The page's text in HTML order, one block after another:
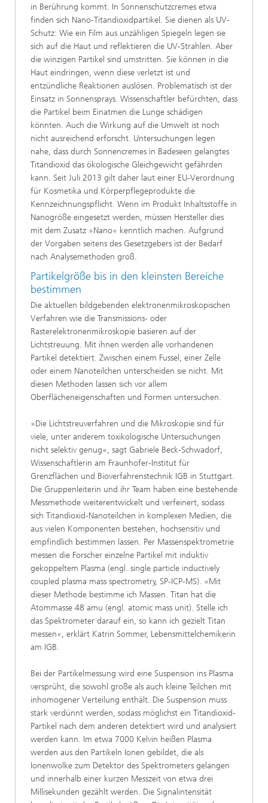
in Berührung kommt. In Sonnenschutzcremes etwa
finden sich Nano-Titandioxidpartikel. Sie dienen als UV-
Schutz: Wie ein Film aus unzähligen Spiegeln legen sie
sich auf die Haut und reflektieren die UV-Strahlen. Aber
die winzigen Partikel sind umstritten. Sie können in die
Haut eindringen, wenn diese verletzt ist und
entzündliche Reaktionen auslösen. Problematisch ist der
Einsatz in Sonnensprays. Wissenschaftler befürchten, dass
die Partikel beim Einatmen die Lunge schädigen
könnten. Auch die Wirkung auf die Umwelt ist noch
nicht ausreichend erforscht. Untersuchungen legen
nahe, dass durch Sonnencremes in Badeseen gelangtes
Titandioxid das ökologische Gleichgewicht gefährden
kann. Seit Juli 2013 gilt daher laut einer EU-Verordnung
für Kosmetika und Körperpflegeprodukte die
Kennzeichnungspflicht. Wenn im Produkt Inhaltsstoffe in
Nanogröße eingesetzt werden, müssen Hersteller dies
mit dem Zusatz »Nano« kenntlich machen. Aufgrund
der Vorgaben seitens des Gesetzgebers ist der Bedarf
nach Analysemethoden groß.
Partikelgröße bis in den kleinsten Bereiche
bestimmen
Die aktuellen bildgebenden elektronenmikroskopischen
Verfahren wie die Transmissions- oder
Rasterelektronenmikroskopie basieren auf der
Lichtstreuung. Mit ihnen werden alle vorhandenen
Partikel detektiert. Zwischen einem Fussel, einer Zelle
oder einem Nanoteilchen unterscheiden sie nicht. Mit
diesen Methoden lassen sich vor allem
Oberflächeneigenschaften und Formen untersuchen.
»Die Lichtstreuverfahren und die Mikroskopie sind für
viele, unter anderem toxikologische Untersuchungen
nicht selektiv genug«, sagt Gabriele Beck-Schwadorf,
Wissenschaftlerin am Fraunhofer-Institut für
Grenzflächen und Bioverfahrenstechnik IGB in Stuttgart.
Die Gruppenleiterin und ihr Team haben eine bestehende
Messmethode weiterentwickelt und verfeinert, sodass
sich Titandioxid-Nanoteilchen in komplexen Medien, die
aus vielen Komponenten bestehen, hochsensitiv und
empfindlich bestimmen lassen. Per Massenspektrometrie
messen die Forscher einzelne Partikel mit induktiv
gekoppeltem Plasma (engl. single particle inductively
coupled plasma mass spectrometry, SP-ICP-MS). »Mit
dieser Methode bestimme ich Massen. Titan hat die
Atommasse 48 amu (engl. atomic mass unit). Stelle ich
das Spektrometer darauf ein, so kann ich gezielt Titan
messen«, erklärt Katrin Sommer, Lebensmittelchemikerin
am IGB.
Bei der Partikelmessung wird eine Suspension ins Plasma
versprüht, die sowohl große als auch kleine Teilchen mit
inhomogener Verteilung enthält. Die Suspension muss
stark verdünnt werden, sodass möglichst ein Titandioxid-
Partikel nach dem anderen detektiert wird und analysiert
werden kann. Im etwa 7000 Kelvin heißen Plasma
werden aus den Partikeln Ionen gebildet, die als
Ionenwolke zum Detektor des Spektrometers gelangen
und innerhalb einer kurzen Messzeit von etwa drei
Millisekunden gezählt werden. Die Signalintensität